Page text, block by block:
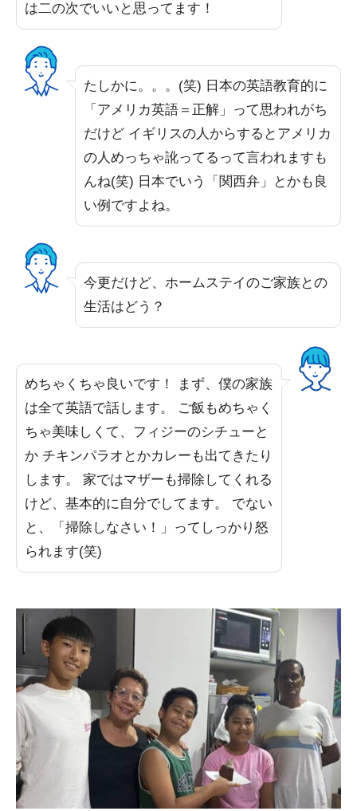
は二の次でいいと思ってます！
たしかに。。。(笑) 日本の英語教育的に
「アメリカ英語＝正解」って思われがち
だけど イギリスの人からするとアメリカ
の人めっちゃ訛ってるって言われますも
んね(笑) 日本でいう「関西弁」とかも良
い例ですよね。
今更だけど、ホームステイのご家族との
生活はどう？
めちゃくちゃ良いです！ まず、僕の家族
は全て英語で話します。 ご飯もめちゃく
ちゃ美味しくて、フィジーのシチューと
か チキンパラオとかカレーも出てきたり
します。 家ではマザーも掃除してくれる
けど、基本的に自分でしてます。 でない
と、「掃除しなさい！」ってしっかり怒
られます(笑)